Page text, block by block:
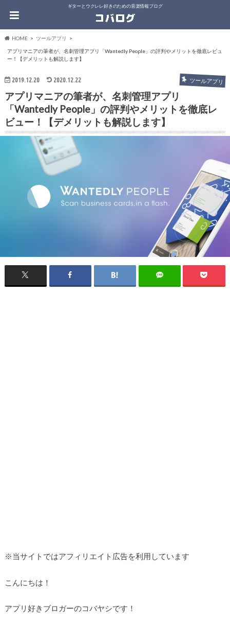
ギターとウクレレ好きのための音楽情報ブログ
HOME ツールアプリ
アプリマニアの筆者が、名刺管理アプリ「Wantedly People」の評判やメリットを徹底レビュ
ー！【デメリットも解説します】
2019.12.20 2020.12.22 ツールアプリ
アプリマニアの筆者が、名刺管理アプリ
「Wantedly People」の評判やメリットを徹底レ
ビュー！【デメリットも解説します】
※当サイトではアフィリエイト広告を利用しています
こんにちは！
アプリ好きブロガーのコバヤシです！